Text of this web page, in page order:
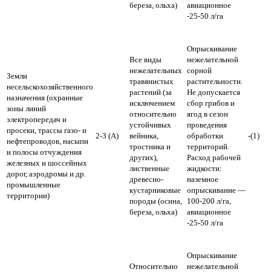
береза, ольха)
авиационное
-25-50 л/га
Земли
несельскохозяйственного
назначения (охранные
зоны линий
электропередач и
просеки, трассы газо- и
нефтепроводов, насыпи
и полосы отчуждения
железных и шоссейных
дорог, аэродромы и др.
промышленные
территории)
2-3 (А)
Все виды
нежелательных
травянистых
растений (за
исключением
относительно
устойчивых
вейника,
тростника и
других),
лиственные
древесно-
кустарниковые
породы (осина,
береза, ольха)
Опрыскивание
нежелательной
сорной
растительности.
Не допускается
сбор грибов и
ягод в сезон
проведения
обработки
территорий.
Расход рабочей
жидкости:
наземное
опрыскивание —
100-200 л/га,
авиационное
-25-50 л/га
-(1)
Относительно
Опрыскивание
нежелательной